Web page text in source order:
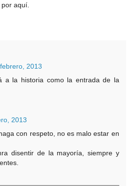
aquí.
2013
a la historia como la entrada de la
2013
con respeto, no es malo estar en
disentir de la mayoría, siempre y